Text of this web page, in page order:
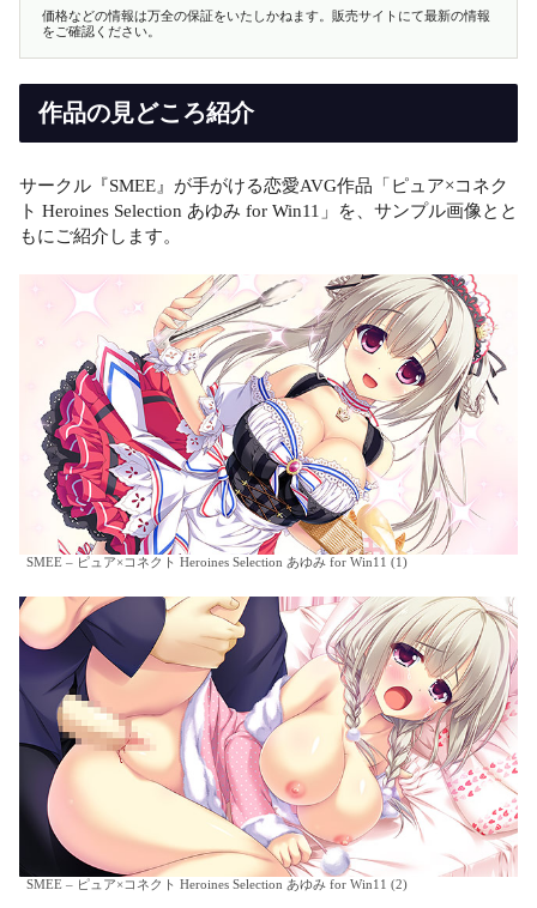
価格などの情報は万全の保証をいたしかねます。販売サイトにて最新の情報
をご確認ください。
作品の見どころ紹介
サークル『SMEE』が手がける恋愛AVG作品「ピュア×コネク
ト Heroines Selection あゆみ for Win11」を、サンプル画像とと
もにご紹介します。
SMEE – ピュア×コネクト Heroines Selection あゆみ for Win11 (1)
SMEE – ピュア×コネクト Heroines Selection あゆみ for Win11 (2)